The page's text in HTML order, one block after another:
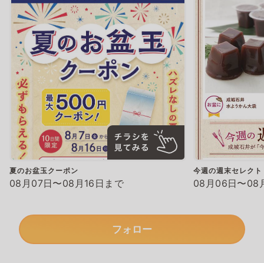
夏のお盆玉クーポン
08月07日〜08月16日まで
今週の週末セレクト
08月06日〜08
フォロー